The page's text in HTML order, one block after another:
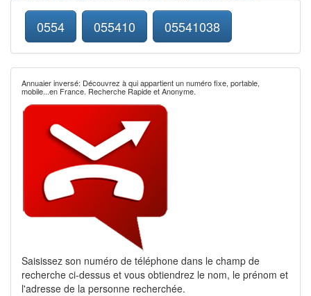
0554 055410 05541038
Annuaier inversé: Découvrez à qui appartient un numéro fixe, portable,
mobile...en France. Recherche Rapide et Anonyme.
Saisissez son numéro de téléphone dans le champ de
recherche ci-dessus et vous obtiendrez le nom, le prénom et
l'adresse de la personne recherchée.